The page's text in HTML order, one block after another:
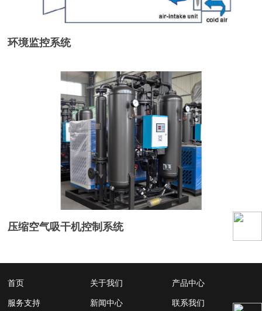
环境监控系统
压缩空气吸干机控制系统
首页 关于我们 产品中心
服务支持 新闻中心 联系我们